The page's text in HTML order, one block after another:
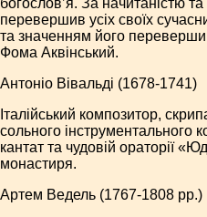
богослов’я. За начитаністю
перевершив усіх своїх
та значенням його
Фома Аквінський.
Антоніо Вівальді (1678-1741)
Італійський композитор,
сольного інструментального
кантат та чудовій ораторії
монастиря.
Артем Ведель (1767-1808 рр.)